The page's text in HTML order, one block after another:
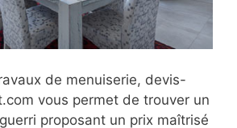
de menuiserie, devis-
vous permet de trouver un
proposant un prix maîtrisé